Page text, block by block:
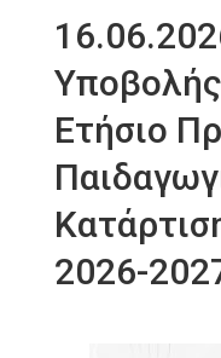
Ετήσιο
2026-